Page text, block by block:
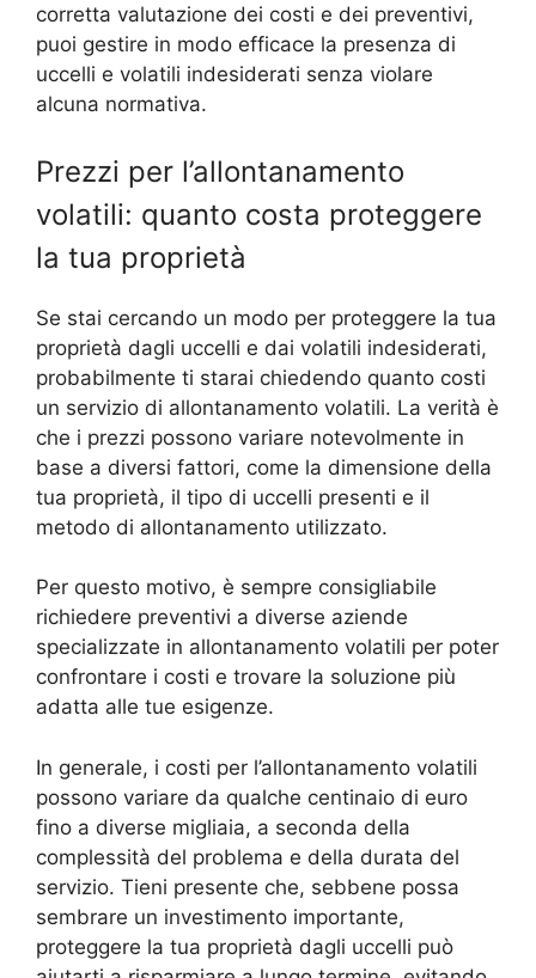
corretta valutazione dei costi e dei preventivi,
puoi gestire in modo efficace la presenza di
uccelli e volatili indesiderati senza violare
alcuna normativa.
Prezzi per l’allontanamento
volatili: quanto costa proteggere
la tua proprietà
Se stai cercando un modo per proteggere la tua
proprietà dagli uccelli e dai volatili indesiderati,
probabilmente ti starai chiedendo quanto costi
un servizio di allontanamento volatili. La verità è
che i prezzi possono variare notevolmente in
base a diversi fattori, come la dimensione della
tua proprietà, il tipo di uccelli presenti e il
metodo di allontanamento utilizzato.
Per questo motivo, è sempre consigliabile
richiedere preventivi a diverse aziende
specializzate in allontanamento volatili per poter
confrontare i costi e trovare la soluzione più
adatta alle tue esigenze.
In generale, i costi per l’allontanamento volatili
possono variare da qualche centinaio di euro
fino a diverse migliaia, a seconda della
complessità del problema e della durata del
servizio. Tieni presente che, sebbene possa
sembrare un investimento importante,
proteggere la tua proprietà dagli uccelli può